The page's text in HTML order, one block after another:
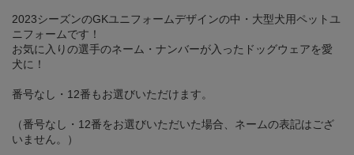
2023シーズンのGKユニフォームデザインの中・大型犬用ペットユ
ニフォームです！
お気に入りの選手のネーム・ナンバーが入ったドッグウェアを愛
犬に！
番号なし・12番もお選びいただけます。
（番号なし・12番をお選びいただいた場合、ネームの表記はござ
いません。）